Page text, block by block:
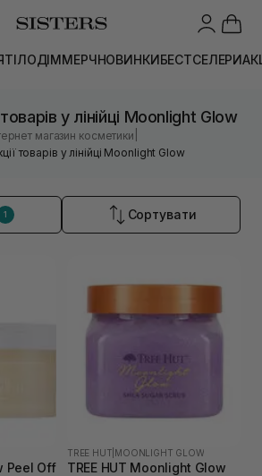
ТІЛОДІММЕРЧНОВИНКИБЕСТСЕЛЕРИ
у лінійці Moonlight Glow
магазин косметики
товарів у лінійці Moonlight Glow
1 Сортувати
Peel Off
TREE HUT MOONLIGHT GLOW
TREE HUT Moonlight Glow